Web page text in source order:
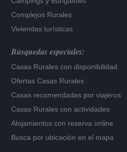
Complejos Rurales
Viviendas turísticas
Búsquedas especiales:
Casas Rurales con disponibilidad
Ofertas Casas Rurales
Casas recomendadas por viajeros
Casas Rurales con actividades
Alojamientos con reserva online
Busca por ubicación en el mapa